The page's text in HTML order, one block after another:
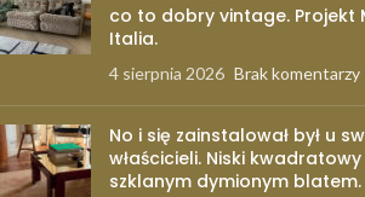
co to dobry vintage. Projekt
Italia.
4 sierpnia 2026 Brak komentarzy
No i się zainstalował był u
właścicieli. Niski
szklanym dymionym